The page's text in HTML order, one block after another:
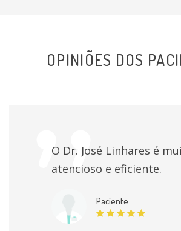
OPINIÕES DOS
O Dr. José Linhares é
atencioso e eficiente.
Paciente